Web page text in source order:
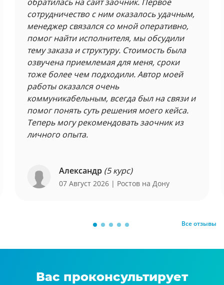
сотрудничество с ним оказалось удачным,
менеджер связался со мной оперативно,
помог найти исполнителя, мы обсудили
тему заказа и структуру. Стоимость была
озвучена приемлемая для меня, сроки
тоже более чем подходили. Автор моей
работы оказался очень
коммуникабельным, всегда был на связи и
помог понять суть решения моего кейса.
Теперь могу рекомендовать заочник из
личного опыта.
Александр (5 курс)
07 Август 2026 | Ростов на Дону
Все отзывы
Вас проконсультирует